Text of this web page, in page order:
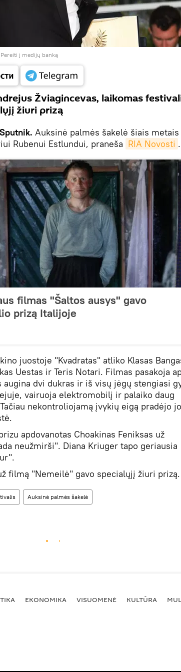
Pereiti į medijų banką
Žviagincevas, laikomas
žiuri prizą
Auksinė palmės šakelė šiais metais
Rubenui Estlundui, praneša RIA Novosti .
filmas "Šaltos ausys" gavo
prizą Italijoje
juostoje "Kvadratas" atliko Klasas
Uestas ir Teris Notari. Filmas pasakoja
dvi dukras ir iš visų jėgų stengiasi
vairuoja elektromobilį ir palaiko daug
nekontroliojamą įvykių eigą pradėjo jo
apdovanotas Choakinas Feniksas už
neužmirši". Diana Kriuger tapo geriausia
filmą "Nemeilė" gavo specialųjį žiuri prizą.
Auksinė palmės šakelė
EKONOMIKA VISUOMENĖ KULTŪRA